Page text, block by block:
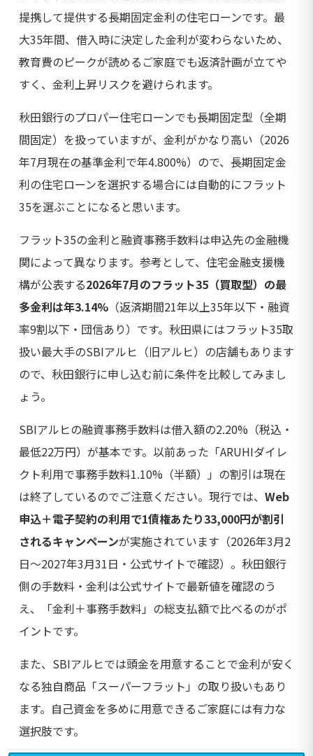
提携して提供する長期固定金利の住宅ローンです。最
大35年間、借入時に決定した金利が変わらないため、
教育費のピークが読めるご家庭でも返済計画が立てや
すく、金利上昇リスクを避けられます。
秋田銀行のプロパー住宅ローンでも長期固定型（全期
間固定）を扱っていますが、金利がかなり高い（2026
年7月現在の基準金利で年4.800%）ので、長期固定金
利の住宅ローンを選択する場合には自動的にフラット
35を選ぶことになると思います。
フラット35の金利と融資事務手数料は申込先の金融機
関によって異なります。参考として、住宅金融支援機
構が公表する2026年7月のフラット35（買取型）の最
多金利は年3.14% （返済期間21年以上35年以下・融資
率9割以下・団信あり）です。秋田県にはフラット35取
扱い最大手のSBIアルヒ（旧アルヒ）の店舗もあります
ので、秋田銀行に申し込む前に条件を比較してみまし
ょう。
SBIアルヒの融資事務手数料は借入額の2.20%（税込・
最低22万円）が基本です。以前あった「ARUHIダイレ
クト利用で事務手数料1.10%（半額）」の割引は現在
は終了しているのでご注意ください。現行では、 Web
申込＋電子契約の利用で1債権あたり33,000円が割引
されるキャンペーンが実施されています（2026年3月2
日〜2027年3月31日・公式サイトで確認）。秋田銀行
側の手数料・金利は公式サイトで最新値を確認のう
え、「金利＋事務手数料」の総支払額で比べるのがポ
イントです。
また、SBIアルヒでは頭金を用意することで金利が安く
なる独自商品「スーパーフラット」の取り扱いもあり
ます。自己資金を多めに用意できるご家庭には有力な
選択肢です。